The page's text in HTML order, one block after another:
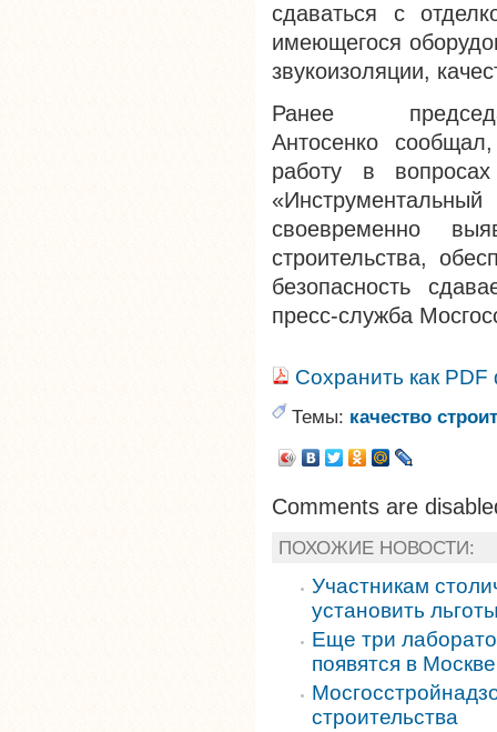
сдаваться с
имеющегося
звукоизоляции,
Ранее
Антосенко
работу в вопросах
своевременно
строительства,
безопасность
пресс-служба
Сохранить как
Темы: качество
Comments are
ПОХОЖИЕ НОВОСТИ:
Участникам
установить
Еще три
появятся в Москве
строительства